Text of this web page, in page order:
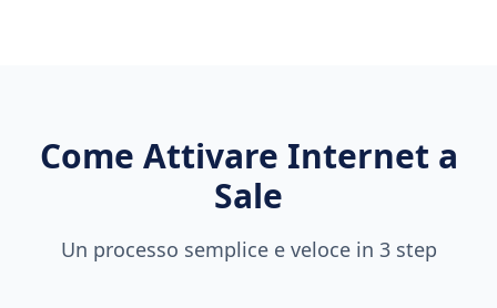
Come Attivare Internet a
Sale
Un processo semplice e veloce in 3 step